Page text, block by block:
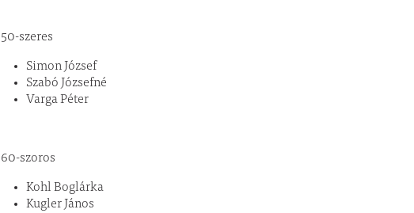
50-szeres
Simon József
Szabó Józsefné
Varga Péter
60-szoros
Kohl Boglárka
Kugler János